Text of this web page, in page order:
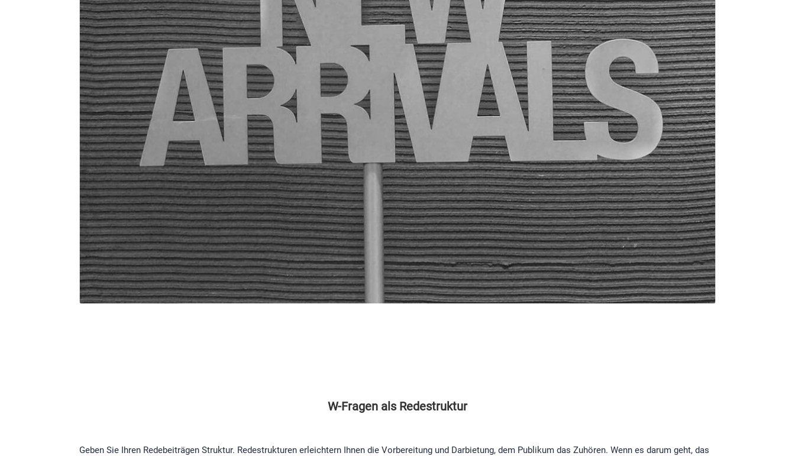
W-Fragen als Redestruktur
Geben Sie Ihren Redebeiträgen Struktur. Redestrukturen erleichtern Ihnen die Vorbereitung und Darbietung, dem Publikum das Zuhören. Wenn es darum geht, das